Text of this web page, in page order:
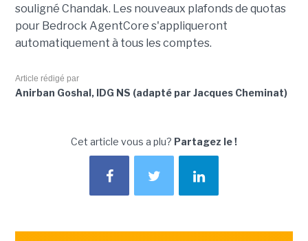
souligné Chandak. Les nouveaux plafonds de quotas
pour Bedrock AgentCore s'appliqueront
automatiquement à tous les comptes.
Article rédigé par
Anirban Goshal, IDG NS (adapté par Jacques Cheminat)
Cet article vous a plu? Partagez le !